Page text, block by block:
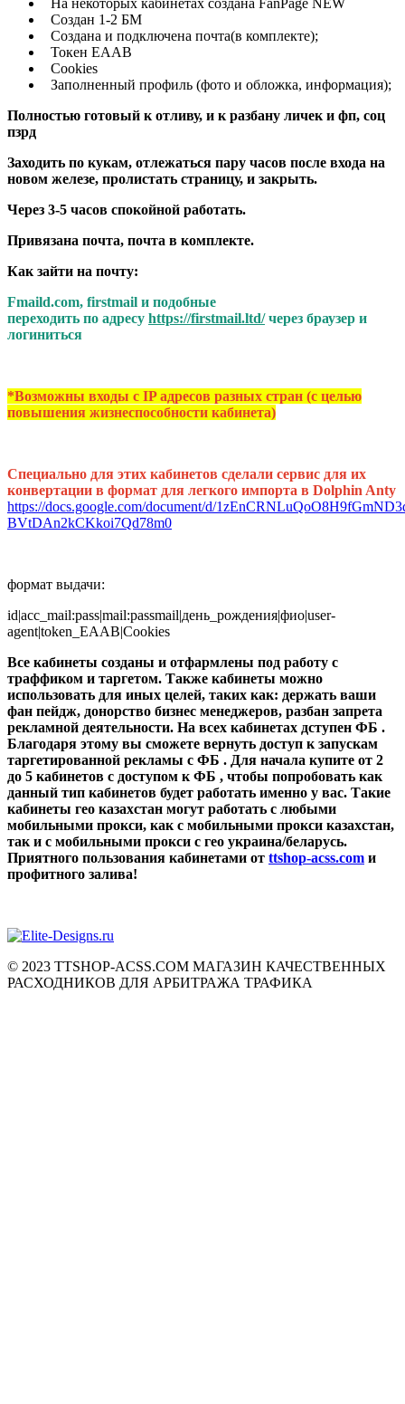
Создан 1-2 БМ
Создана и подключена почта(в комплекте);
Токен EAAB
Cookies
Заполненный профиль (фото и обложка, информация);
Полностью готовый к отливу, и к разбану личек и фп, соц
пзрд
Заходить по кукам, отлежаться пару часов после входа на
новом железе, пролистать страницу, и закрыть.
Через 3-5 часов спокойной работать.
Привязана почта, почта в комплекте.
Как зайти на почту:
Fmaild.com, firstmail и подобные
переходить по адресу https://firstmail.ltd/через браузер и
логиниться
*Возможны входы с IP адресов разных стран (с целью
повышения жизнеспособности кабинета)
Специально для этих кабинетов сделали сервис для их
конвертации в формат для легкого импорта в Dolphin Anty
https://docs.google.com/document/d/
BVtDAn2kCKkoi7Qd78m0
формат выдачи:
id|acc_mail:pass|mail:passmail|день_рождения|фио|user-
agent|token_EAAB|Cookies
Все кабинеты созданы и отфармлены под работу с
траффиком и таргетом. Также кабинеты можно
использовать для иных целей, таких как: держать ваши
фан пейдж, донорство бизнес менеджеров, разбан запрета
рекламной деятельности. На всех кабинетах дступен ФБ .
Благодаря этому вы сможете вернуть доступ к запускам
таргетированной рекламы с ФБ . Для начала купите от 2
до 5 кабинетов с доступом к ФБ , чтобы попробовать как
данный тип кабинетов будет работать именно у вас. Такие
кабинеты гео казахстан могут работать с любыми
мобильными прокси, как с мобильными прокси казахстан,
так и с мобильными прокси с гео украина/беларусь.
Приятного пользования кабинетами от ttshop-acss.com и
профитного залива!
© 2023 TTSHOP-ACSS.COM МАГАЗИН КАЧЕСТВЕННЫХ
РАСХОДНИКОВ ДЛЯ АРБИТРАЖА ТРАФИКА